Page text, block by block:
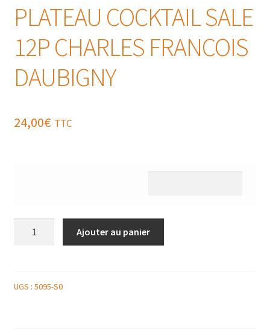
PLATEAU COCKTAIL SALE
12P CHARLES FRANCOIS
DAUBIGNY
24,00€ TTC
SALE
Ajouter au panier
UGS : 5095-S0